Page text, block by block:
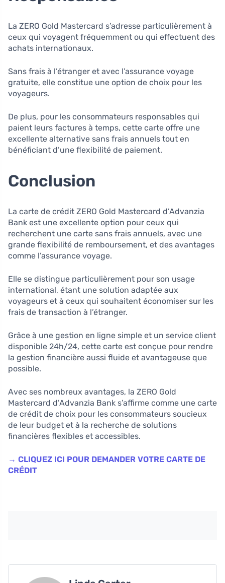
La ZERO Gold Mastercard s’adresse particulièrement à
ceux qui voyagent fréquemment ou qui effectuent des
achats internationaux.
Sans frais à l’étranger et avec l’assurance voyage
gratuite, elle constitue une option de choix pour les
voyageurs.
De plus, pour les consommateurs responsables qui
paient leurs factures à temps, cette carte offre une
excellente alternative sans frais annuels tout en
bénéficiant d’une flexibilité de paiement.
Conclusion
La carte de crédit ZERO Gold Mastercard d’Advanzia
Bank est une excellente option pour ceux qui
recherchent une carte sans frais annuels, avec une
grande flexibilité de remboursement, et des avantages
comme l’assurance voyage.
Elle se distingue particulièrement pour son usage
international, étant une solution adaptée aux
voyageurs et à ceux qui souhaitent économiser sur les
frais de transaction à l’étranger.
Grâce à une gestion en ligne simple et un service client
disponible 24h/24, cette carte est conçue pour rendre
la gestion financière aussi fluide et avantageuse que
possible.
Avec ses nombreux avantages, la ZERO Gold
Mastercard d’Advanzia Bank s’affirme comme une carte
de crédit de choix pour les consommateurs soucieux
de leur budget et à la recherche de solutions
financières flexibles et accessibles.
→ CLIQUEZ ICI POUR DEMANDER VOTRE CARTE DE
CRÉDIT